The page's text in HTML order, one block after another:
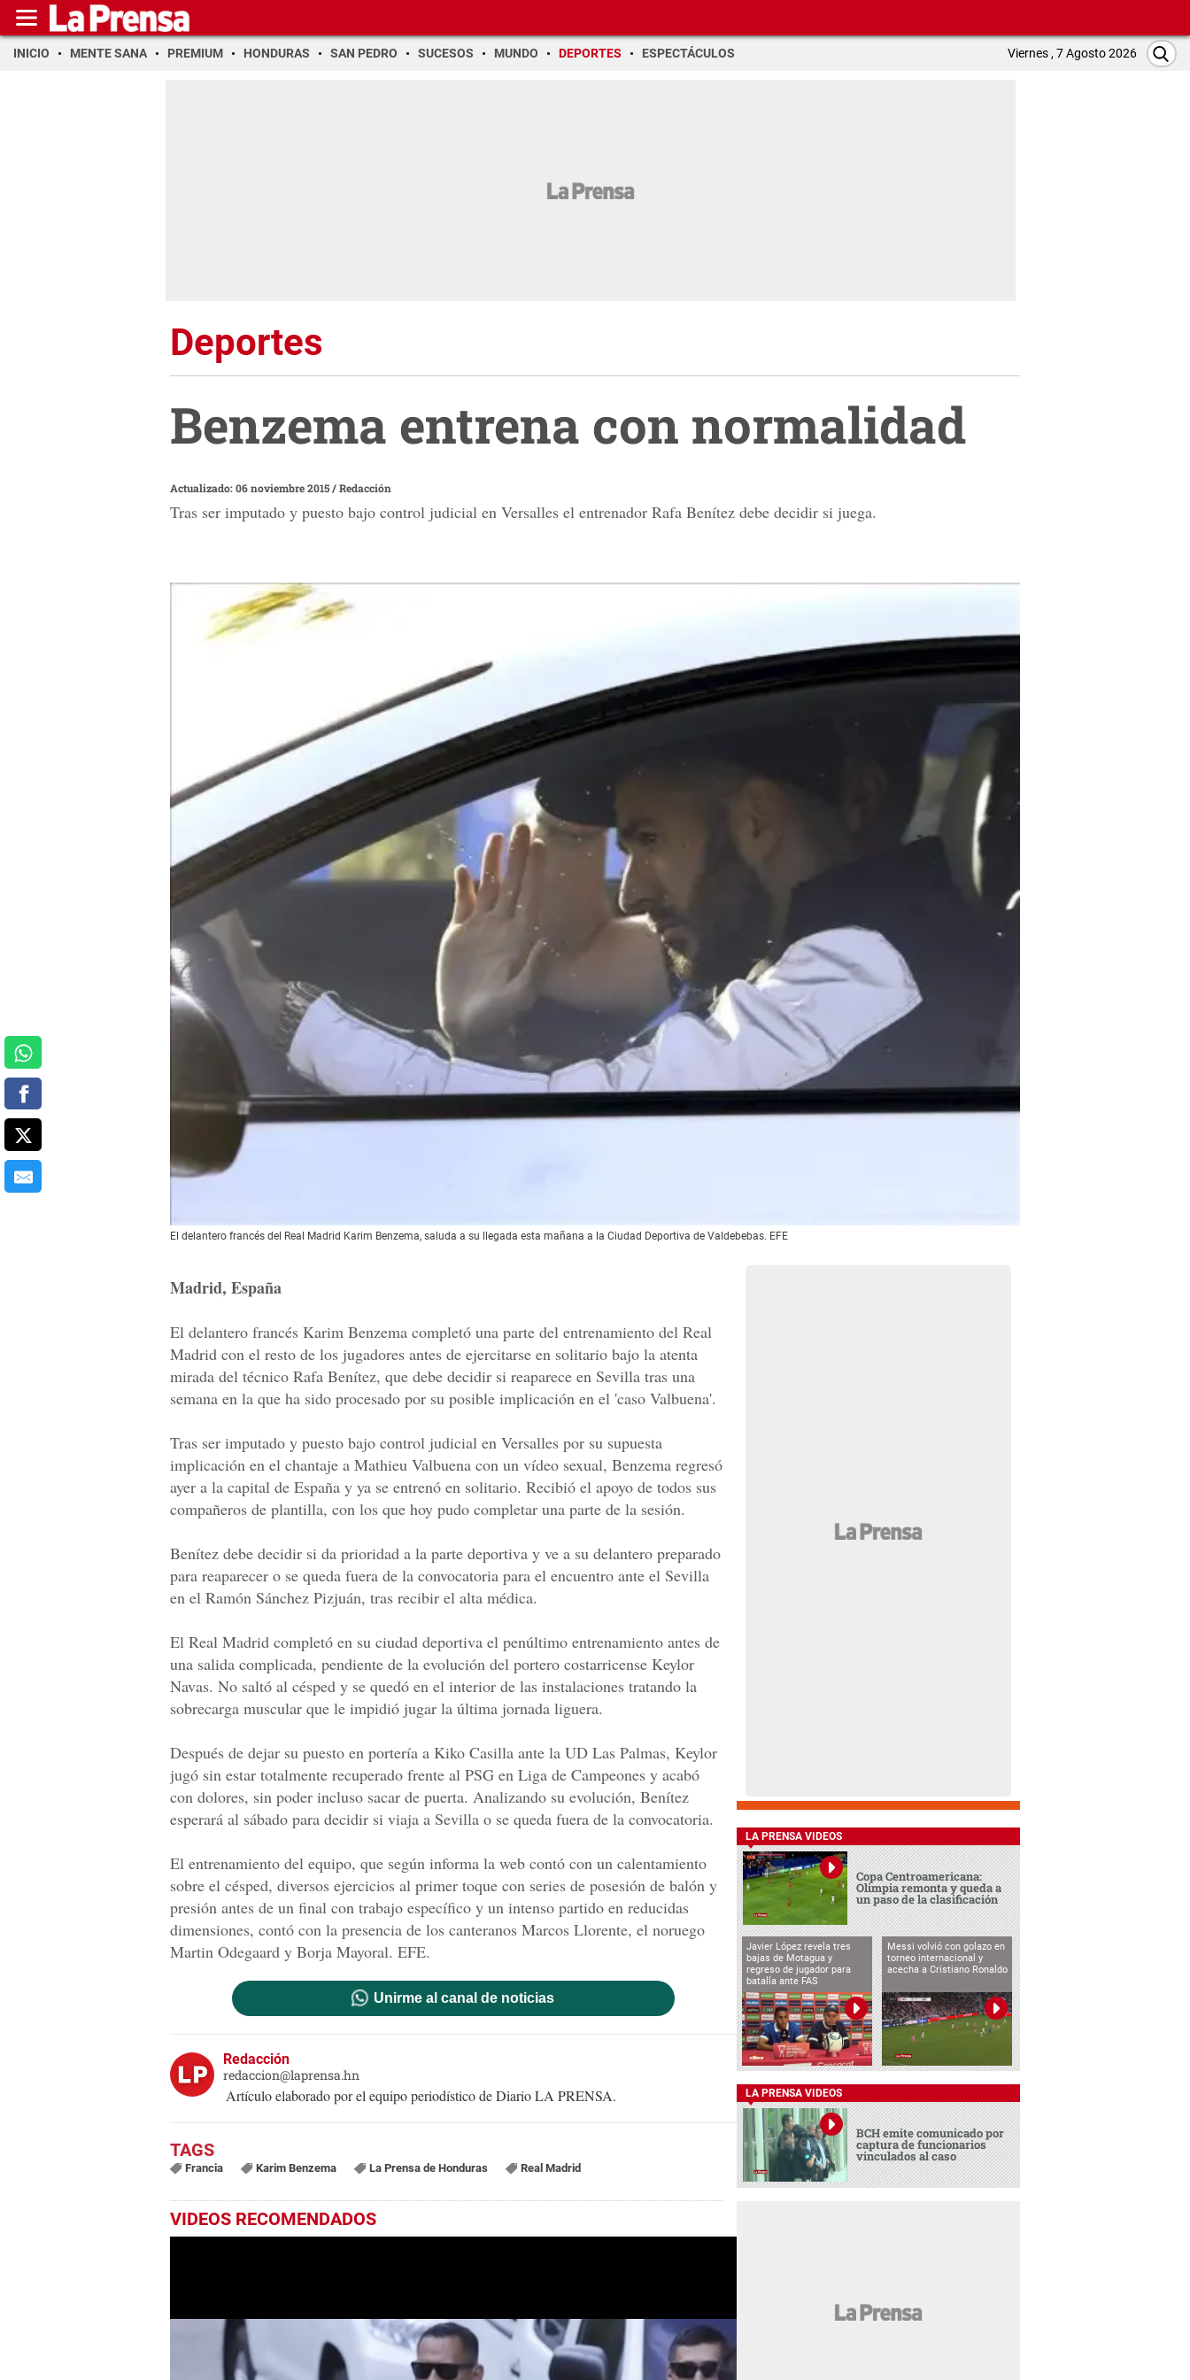
INICIO MENTE SANA PREMIUM HONDURAS SAN PEDRO SUCESOS MUNDO DEPORTES ESPECTÁCULOS Viernes , 7 Agosto 2026
Deportes
Benzema entrena con normalidad
Actualizado: 06 noviembre 2015/Redacción
Tras ser imputado y puesto bajo control judicial en Versalles el entrenador Rafa Benítez debe decidir si juega.
El delantero francés del Real Madrid Karim Benzema, saluda a su llegada esta mañana a la Ciudad Deportiva de Valdebebas. EFE
Madrid, España
El delantero francés Karim Benzema completó una parte del entrenamiento del Real
Madrid con el resto de los jugadores antes de ejercitarse en solitario bajo la atenta
mirada del técnico Rafa Benítez, que debe decidir si reaparece en Sevilla tras una
semana en la que ha sido procesado por su posible implicación en el 'caso Valbuena'.
Tras ser imputado y puesto bajo control judicial en Versalles por su supuesta
implicación en el chantaje a Mathieu Valbuena con un vídeo sexual, Benzema regresó
ayer a la capital de España y ya se entrenó en solitario. Recibió el apoyo de todos sus
compañeros de plantilla, con los que hoy pudo completar una parte de la sesión.
Benítez debe decidir si da prioridad a la parte deportiva y ve a su delantero preparado
para reaparecer o se queda fuera de la convocatoria para el encuentro ante el Sevilla
en el Ramón Sánchez Pizjuán, tras recibir el alta médica.
El Real Madrid completó en su ciudad deportiva el penúltimo entrenamiento antes de
una salida complicada, pendiente de la evolución del portero costarricense Keylor
Navas. No saltó al césped y se quedó en el interior de las instalaciones tratando la
sobrecarga muscular que le impidió jugar la última jornada liguera.
Después de dejar su puesto en portería a Kiko Casilla ante la UD Las Palmas, Keylor
jugó sin estar totalmente recuperado frente al PSG en Liga de Campeones y acabó
con dolores, sin poder incluso sacar de puerta. Analizando su evolución, Benítez
esperará al sábado para decidir si viaja a Sevilla o se queda fuera de la convocatoria.
El entrenamiento del equipo, que según informa la web contó con un calentamiento
sobre el césped, diversos ejercicios al primer toque con series de posesión de balón y
presión antes de un final con trabajo específico y un intenso partido en reducidas
dimensiones, contó con la presencia de los canteranos Marcos Llorente, el noruego
Martin Odegaard y Borja Mayoral. EFE.
Unirme al canal de noticias
Redacción
redaccion@laprensa.hn
Artículo elaborado por el equipo periodístico de Diario LA PRENSA.
Francia Karim Benzema La Prensa de Honduras Real Madrid
VIDEOS RECOMENDADOS
LA PRENSA VIDEOS
Copa Centroamericana:
Olimpia remonta y queda a
un paso de la clasificación
Javier López revela tres
bajas de Motagua y
regreso de jugador para
batalla ante FAS
Messi volvió con golazo en
torneo internacional y
acecha a Cristiano Ronaldo
LA PRENSA VIDEOS
BCH emite comunicado por
captura de funcionarios
vinculados al caso